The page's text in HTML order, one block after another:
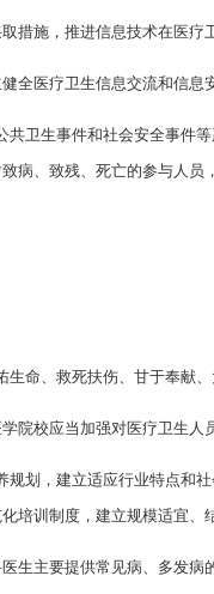
措施，推进信息技术在医
全医疗卫生信息交流和信
卫生事件和社会安全事件
病、致残、死亡的参与人
命、救死扶伤、甘于奉献
院校应当加强对医疗卫生人
划，建立适应行业特点和
培训制度，建立规模适宜、
生主要提供常见病、多发